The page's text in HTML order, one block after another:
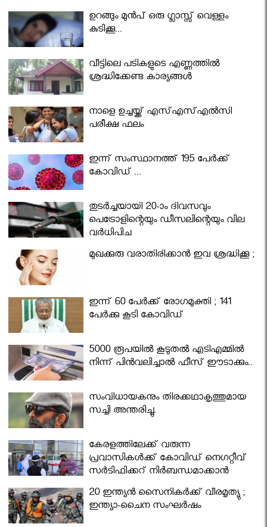
ഉറങ്ങും മുന്‍പ് ഒരു ഗ്ലാസ്സ് വെള്ളം
കുടിക്കൂ...
വീട്ടിലെ പടികളുടെ എണ്ണത്തിൽ
ശ്രദ്ധിക്കേണ്ട കാര്യങ്ങൾ
നാളെ ഉച്ചയ്ക്ക് എസ്എസ്എല്‍സി
പരീക്ഷ ഫലം
ഇന്ന് സംസ്ഥാനത്ത് 195 പേര്‍ക്ക്
കോവിഡ് ...
തുടർച്ചയായി 20-ാം ദിവസവും
പെട്രോളിന്റെയും ഡീസലിന്റെയും വില
വര്‍ധിപ്പിച്ചു
മുഖക്കുരു വരാതിരിക്കാന്‍ ഇവ ശ്രദ്ധിക്കൂ ;
ഇന്ന് 60 പേർക്ക് രോഗമുക്തി ; 141
പേര്‍ക്കു കൂടി കോവിഡ്
5000 രൂപയിൽ കൂടുതൽ എടിഎമ്മിൽ
നിന്ന് പിൻവലിച്ചാൽ ഫീസ് ഈടാക്കും..
സംവിധായകനും തിരക്കഥാകൃത്തുമായ
സച്ചി അന്തരിച്ചു.
കേരളത്തിലേക്ക് വരുന്ന
പ്രവാസികള്‍ക്ക് കോവിഡ് നെഗറ്റീവ്
സര്‍ട്ടിഫിക്കറ്റ് നിർബന്ധമാക്കാൻ
മന്ത്രിസഭ
20 ഇന്ത്യൻ സൈനികർക്ക് വീരമൃത്യു ;
ഇന്ത്യാ-ചൈന സംഘർഷം